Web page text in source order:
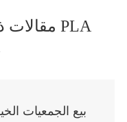
مقالات ذات صلة حول منتجات PLA
بيع الجمعيات